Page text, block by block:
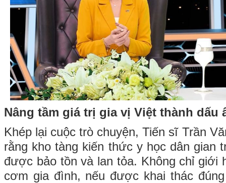
Nâng tầm giá trị gia vị Việt thành dấu
Khép lại cuộc trò chuyện, Tiến sĩ Trần
rằng kho tàng kiến thức y học dân gian
được bảo tồn và lan tỏa. Không chỉ giới
cơm gia đình, nếu được khai thác